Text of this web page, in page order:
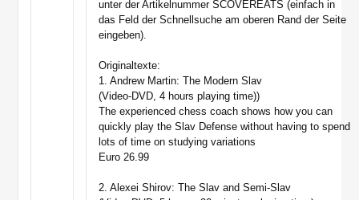
unter der Artikelnummer SCOVEREATS (einfach in
das Feld der Schnellsuche am oberen Rand der Seite
eingeben).
Originaltexte:
1. Andrew Martin: The Modern Slav
(Video-DVD, 4 hours playing time))
The experienced chess coach shows how you can
quickly play the Slav Defense without having to spend
lots of time on studying variations
Euro 26.99
2. Alexei Shirov: The Slav and Semi-Slav